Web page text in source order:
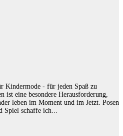
Kindermode - für jeden Spaß zu
ist eine besondere Herausforderung,
leben im Moment und im Jetzt. Posen
Spiel schaffe ich...